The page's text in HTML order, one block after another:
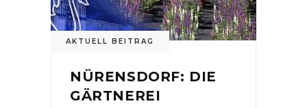
AKTUELL BEITRAG
NÜRENSDORF: DIE
GÄRTNEREI